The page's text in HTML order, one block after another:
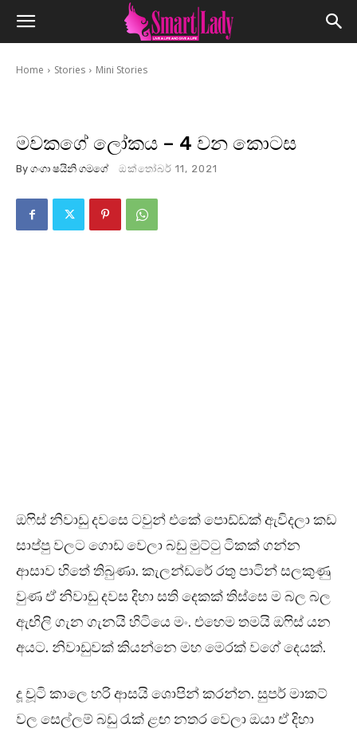
Home Stories Mini Stories
මවකගේ ලෝකය – 4 වන කොටස
By ගංගා ෂයිනි ගමගේ ඔක්තෝබර් 11, 2021
ඔෆිස් නිවාඩු දවසෙ ටවුන් එකේ පොඩ්ඩක් ඇවිදලා කඩ
සාප්පු වලට ගොඩ වෙලා බඩු මුට්ටු ටිකක් ගන්න
ආසාව හිතේ තිබුණා. කැලන්ඩරේ රතු පාටින් සලකුණු
වුණ ඒ නිවාඩු දවස දිහා සති දෙකක් තිස්සෙ ම බල බල
ඇඟිලි ගැන ගැනයි හිටියෙ මං. එහෙම තමයි ඔෆිස් යන
අයට. නිවාඩුවක් කියන්නෙ මහ මෙරක් වගේ දෙයක්.
දූ චූටි කාලෙ හරි ආසයි ශොපින් කරන්න. සුපර් මාකට්
වල සෙල්ලම් බඩු රැක් ළඟ නතර වෙලා ඔයා ඒ දිහා